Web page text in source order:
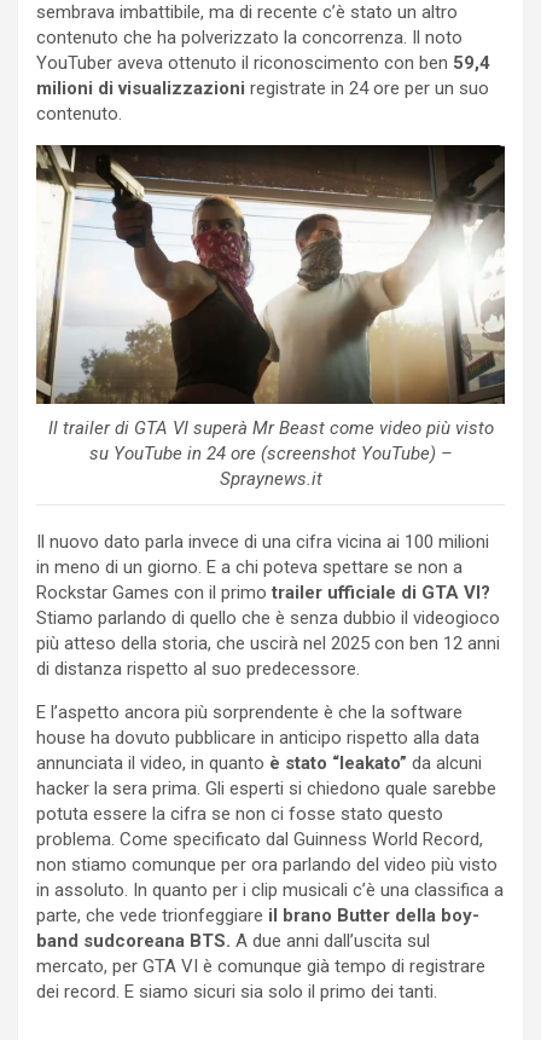
sembrava imbattibile, ma di recente c’è stato un altro
contenuto che ha polverizzato la concorrenza. Il noto
YouTuber aveva ottenuto il riconoscimento con ben 59,4
milioni di visualizzazioni registrate in 24 ore per un suo
contenuto.
Il trailer di GTA VI superà Mr Beast come video più visto
su YouTube in 24 ore (screenshot YouTube) –
Spraynews.it
Il nuovo dato parla invece di una cifra vicina ai 100 milioni
in meno di un giorno. E a chi poteva spettare se non a
Rockstar Games con il primo trailer ufficiale di GTA VI?
Stiamo parlando di quello che è senza dubbio il videogioco
più atteso della storia, che uscirà nel 2025 con ben 12 anni
di distanza rispetto al suo predecessore.
E l’aspetto ancora più sorprendente è che la software
house ha dovuto pubblicare in anticipo rispetto alla data
annunciata il video, in quanto è stato “leakato” da alcuni
hacker la sera prima. Gli esperti si chiedono quale sarebbe
potuta essere la cifra se non ci fosse stato questo
problema. Come specificato dal Guinness World Record,
non stiamo comunque per ora parlando del video più visto
in assoluto. In quanto per i clip musicali c’è una classifica a
parte, che vede trionfeggiare il brano Butter della boy-
band sudcoreana BTS. A due anni dall’uscita sul
mercato, per GTA VI è comunque già tempo di registrare
dei record. E siamo sicuri sia solo il primo dei tanti.